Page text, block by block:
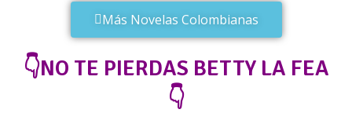
Más Novelas Colombianas
👇NO TE PIERDAS BETTY LA FEA
👇